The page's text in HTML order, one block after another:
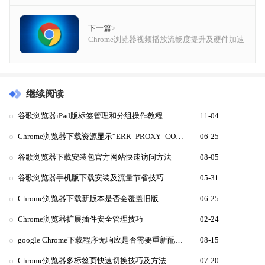
下一篇>
Chrome浏览器视频播放流畅度提升及硬件加速
继续阅读
谷歌浏览器iPad版标签管理和分组操作教程 11-04
Chrome浏览器下载资源显示“ERR_PROXY_CONNECTION_FAILED”怎么办 06-25
谷歌浏览器下载安装包官方网站快速访问方法 08-05
谷歌浏览器手机版下载安装及流量节省技巧 05-31
Chrome浏览器下载新版本是否会覆盖旧版 06-25
Chrome浏览器扩展插件安全管理技巧 02-24
google Chrome下载程序无响应是否需要重新配置运行环境 08-15
Chrome浏览器多标签页快速切换技巧及方法 07-20